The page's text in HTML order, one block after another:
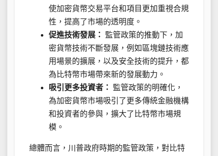
使加密貨幣交易平台和項目更加重視合規
性，提高了市場的透明度。
促進技術發展：
監管政策的推動下，加
密貨幣技術不斷發展，例如區塊鏈技術應
用場景的擴展，以及安全技術的提升，都
為比特幣市場帶來新的發展動力。
吸引更多投資者：
監管政策的明確化，
為加密貨幣市場吸引了更多傳統金融機構
和投資者的參與，擴大了比特幣市場規
模。
總體而言，川普政府時期的監管政策，對比特